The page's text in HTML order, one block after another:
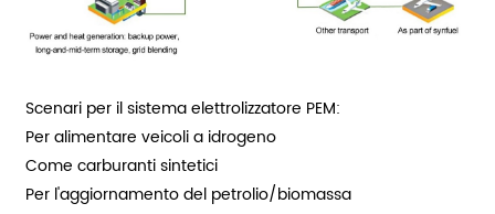
Scenari per il sistema elettrolizzatore PEM:
Per alimentare veicoli a idrogeno
Come carburanti sintetici
Per l'aggiornamento del petrolio/biomassa